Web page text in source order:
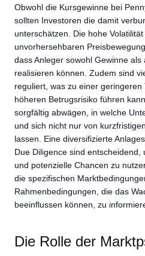
Obwohl die Kursgewinne bei
sollten Investoren die damit
unterschätzen. Die hohe
unvorhersehbaren
dass Anleger sowohl Gewinne als
realisieren können. Zudem sind
reguliert, was zu einer
höheren Betrugsrisiko führen
sorgfältig abwägen, in welche
und sich nicht nur von
lassen. Eine diversifizierte
Due Diligence sind entscheidend,
und potenzielle Chancen zu
die spezifischen
Rahmenbedingungen, die das
beeinflussen können, zu
Die Rolle der